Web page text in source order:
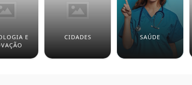
E
CIDADES SAÚDE